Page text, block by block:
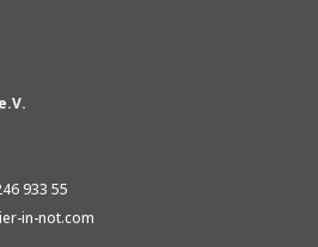
933 55
in-not.com